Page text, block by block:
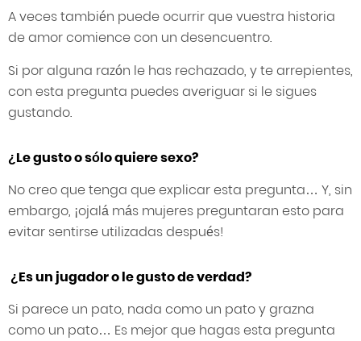
A veces también puede ocurrir que vuestra historia
de amor comience con un desencuentro.
Si por alguna razón le has rechazado, y te arrepientes,
con esta pregunta puedes averiguar si le sigues
gustando.
¿Le gusto o sólo quiere sexo?
No creo que tenga que explicar esta pregunta… Y, sin
embargo, ¡ojalá más mujeres preguntaran esto para
evitar sentirse utilizadas después!
¿Es un jugador o le gusto de verdad?
Si parece un pato, nada como un pato y grazna
como un pato… Es mejor que hagas esta pregunta